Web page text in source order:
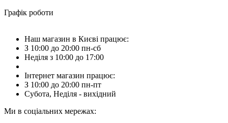
Графік роботи
Наш магазин в Києві працює:
З 10:00 до 20:00 пн-сб
Неділя з 10:00 до 17:00
Інтернет магазин працює:
З 10:00 до 20:00 пн-пт
Субота, Неділя - вихідний
Ми в соціальних мережах: